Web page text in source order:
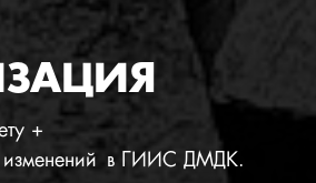
+
изменений в ГИИС ДМДК.